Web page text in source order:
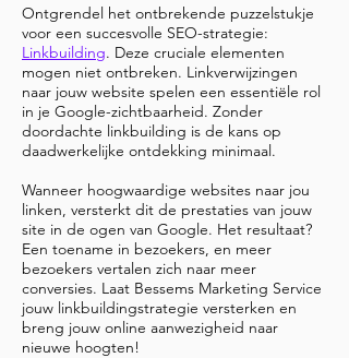
Ontgrendel het ontbrekende puzzelstukje
voor een succesvolle SEO-strategie:
Linkbuilding. Deze cruciale elementen
mogen niet ontbreken. Linkverwijzingen
naar jouw website spelen een essentiële rol
in je Google-zichtbaarheid. Zonder
doordachte linkbuilding is de kans op
daadwerkelijke ontdekking minimaal.
Wanneer hoogwaardige websites naar jou
linken, versterkt dit de prestaties van jouw
site in de ogen van Google. Het resultaat?
Een toename in bezoekers, en meer
bezoekers vertalen zich naar meer
conversies. Laat Bessems Marketing Service
jouw linkbuildingstrategie versterken en
breng jouw online aanwezigheid naar
nieuwe hoogten!